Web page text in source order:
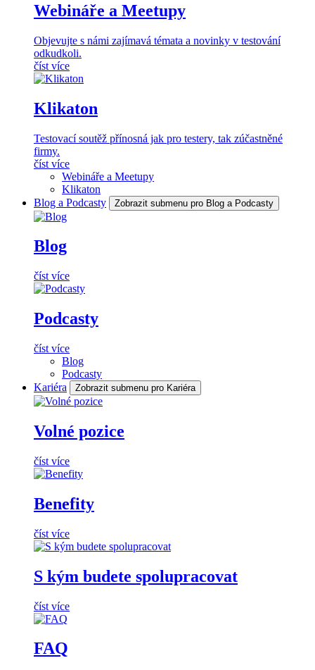
Webináře a Meetupy
Objevujte s námi zajímavá témata a novinky v testování
odkudkoli.
číst více
Klikaton
Testovací soutěž přínosná jak pro testery, tak zúčastněné
firmy.
číst více
Webináře a Meetupy
Klikaton
Blog a Podcasty
Zobrazit submenu pro Blog a Podcasty
Blog
číst více
Podcasty
číst více
Blog
Podcasty
Kariéra
Zobrazit submenu pro Kariéra
Volné pozice
číst více
Benefity
číst více
S kým budete spolupracovat
číst více
FAQ